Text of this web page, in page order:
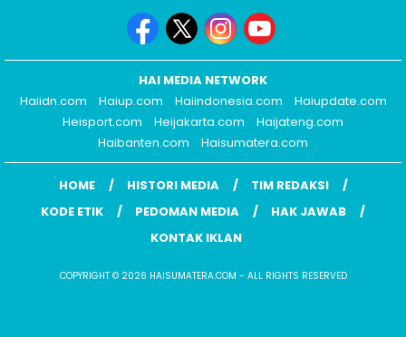
HAI MEDIA NETWORK
Haiidn.com
Haiup.com Haiindonesia.com
Haiupdate.com
Heisport.com
Heijakarta.com
Haijateng.com
Haibanten.com
Haisumatera.com
HOME HISTORI MEDIA
TIM REDAKSI
KODE ETIK
PEDOMAN MEDIA
HAK JAWAB
KONTAK IKLAN
COPYRIGHT © 2026 HAISUMATERA.COM - ALL RIGHTS RESERVED